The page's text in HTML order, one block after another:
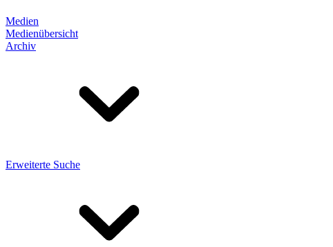
Medien
Medienübersicht
Archiv
Erweiterte Suche